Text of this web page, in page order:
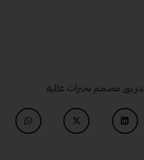
مصمم بخبرات عالمية